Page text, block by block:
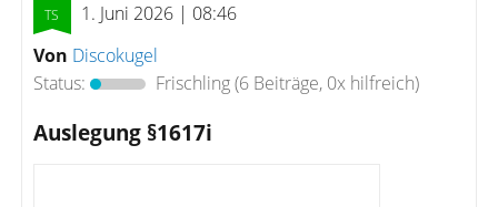
1. Juni 2026 | 08:46
Von Discokugel
Status:
Frischling(6 Beiträge, 0x hilfreich)
Auslegung §1617i